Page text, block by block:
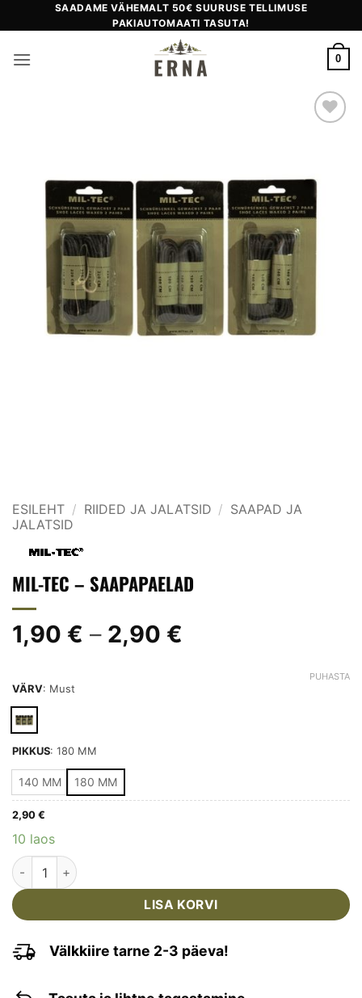
to
SAADAME VÄHEMALT 50€ SUURUSE TELLIMUSE
PAKIAUTOMAATI TASUTA!
0
ESILEHT / RIIDED JA JALATSID / SAAPAD JA
JALATSID
MIL-TEC – SAAPAPAELAD
1,90 € – 2,90 €
VÄRV: Must
PIKKUS: 180 MM
140 MM 180 MM
PUHASTA
2,90 €
10 laos
MIL-TEC - SAAPAPAELAD kogus
LISA KORVI
Välkkiire tarne 2-3 päeva!